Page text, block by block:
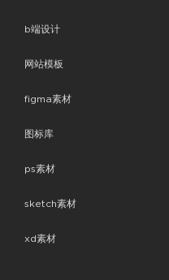
b端设计
网站模板
figma素材
图标库
ps素材
sketch素材
xd素材